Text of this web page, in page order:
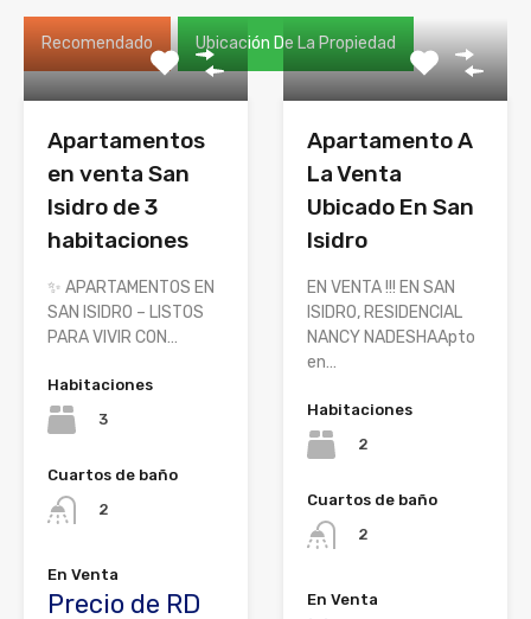
Recomendado Ubicación De La Propiedad
Apartamentos
en venta San
Isidro de 3
habitaciones
✨ APARTAMENTOS EN
SAN ISIDRO – LISTOS
PARA VIVIR CON…
Habitaciones
3
Cuartos de baño
2
En Venta
Precio de RD
Apartamento A
La Venta
Ubicado En San
Isidro
EN VENTA !!! EN SAN
ISIDRO, RESIDENCIAL
NANCY NADESHAApto
en…
Habitaciones
2
Cuartos de baño
2
En Venta